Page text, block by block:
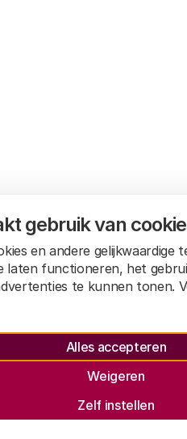
gebruik van
en andere gelijkwaardige
laten functioneren, het
te kunnen tonen.
Alles accepteren
Weigeren
Zelf instellen